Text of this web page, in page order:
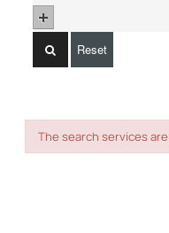
Reset
The search services